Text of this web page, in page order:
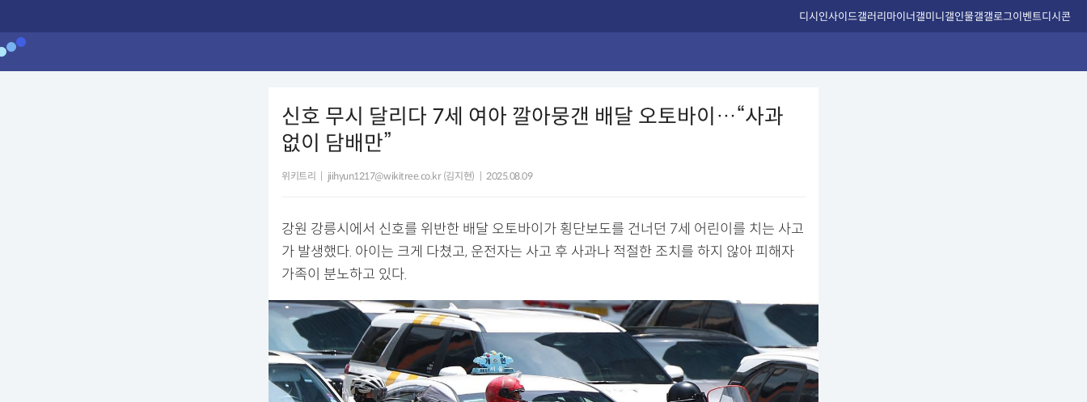
디시인사이드갤러리마이너갤미니갤인물갤갤로그이벤트디시콘
신호 무시 달리다 7세 여아 깔아뭉갠 배달 오토바이…“사과
없이 담배만”
위키트리 jiihyun1217@wikitree.co.kr (김지현) 2025.08.09
강원 강릉시에서 신호를 위반한 배달 오토바이가 횡단보도를 건너던 7세 어린이를 치는 사고
가 발생했다. 아이는 크게 다쳤고, 운전자는 사고 후 사과나 적절한 조치를 하지 않아 피해자
가족이 분노하고 있다.